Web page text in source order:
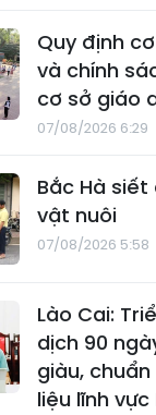
Quy định
và chính
cơ sở giáo
07/08/2026 6:29
Bắc Hà
vật nuôi
07/08/2026 5:58
Lào Cai:
dịch 90
giàu,
liệu lĩnh vực